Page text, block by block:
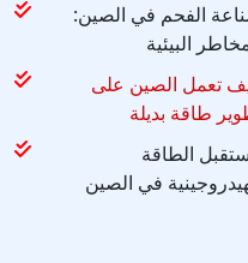
الفحم في الصين:
البيئية
تعمل الصين على
طاقة بديلة
الطاقة
في الصين